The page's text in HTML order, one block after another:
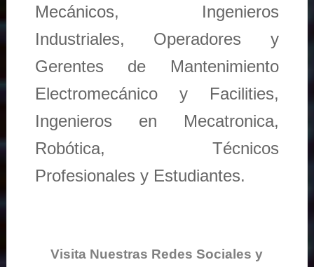
Mecánicos, Ingenieros
Industriales, Operadores y
Gerentes de Mantenimiento
Electromecánico y Facilities,
Ingenieros en Mecatronica,
Robótica, Técnicos
Profesionales y Estudiantes.
Visita Nuestras Redes Sociales y